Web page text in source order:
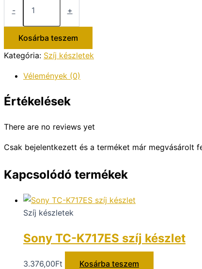
-
szíj
készlet
+
Kosárba teszem
Kategória: Szíj készletek
Vélemények (0)
Értékelések
There are no reviews yet
Csak bejelentkezett és a terméket már megvásárolt
Kapcsolódó termékek
Szíj készletek
Sony TC-K717ES szíj készlet
3.376,00Ft Kosárba teszem